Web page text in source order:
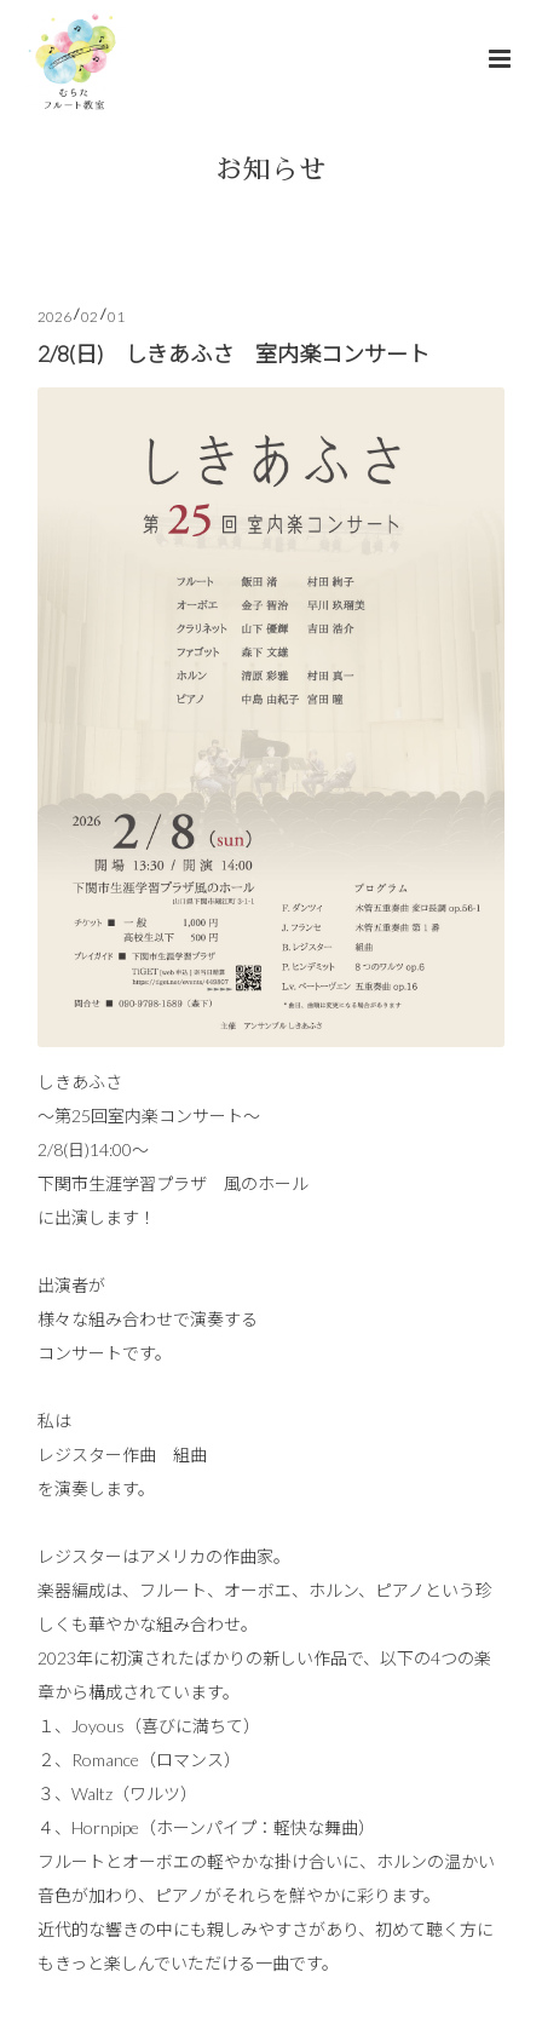
お知らせ
2026/02 /01
2/8(日) しきあふさ 室内楽コンサート
しきあふさ
〜第25回室内楽コンサート〜
2/8(日)14:00〜
下関市生涯学習プラザ 風のホール
に出演します！
出演者が
様々な組み合わせで演奏する
コンサートです。
私は
レジスター作曲 組曲
を演奏します。
レジスターはアメリカの作曲家。
楽器編成は、フルート、オーボエ、ホルン、ピアノという珍
しくも華やかな組み合わせ。
2023年に初演されたばかりの新しい作品で、以下の4つの楽
章から構成されています。
１、Joyous（喜びに満ちて）
２、Romance（ロマンス）
３、Waltz（ワルツ）
４、Hornpipe（ホーンパイプ：軽快な舞曲）
フルートとオーボエの軽やかな掛け合いに、ホルンの温かい
音色が加わり、ピアノがそれらを鮮やかに彩ります。
近代的な響きの中にも親しみやすさがあり、初めて聴く方に
もきっと楽しんでいただける一曲です。